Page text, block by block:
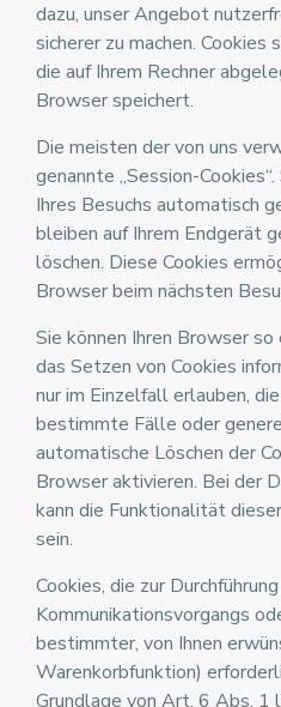
dazu, unser Angebot
sicherer zu machen.
die auf Ihrem Rechner
Browser speichert.
Die meisten der von uns
genannte „Session-
Ihres Besuchs automatisch
bleiben auf Ihrem Endgerät
löschen. Diese Cookies
Browser beim nächsten
Sie können Ihren Browser
das Setzen von Cookies
nur im Einzelfall erlauben,
bestimmte Fälle oder
automatische Löschen der
Browser aktivieren. Bei der
kann die Funktionalität
sein.
Cookies, die zur
Kommunikationsvorgangs
bestimmter, von Ihnen
Warenkorbfunktion)
Grundlage von Art. 6 Abs. 1